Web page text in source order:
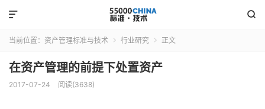


当前位置： 资产管理标准与技术  行业研究  正文
在资产管理的前提下处置资产
2017-07-24 阅读(3638)